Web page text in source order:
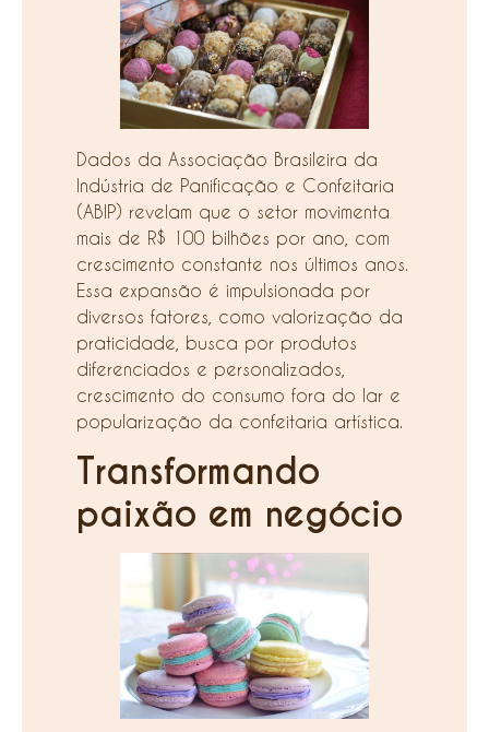
Dados da Associação Brasileira da
Indústria de Panificação e Confeitaria
(ABIP) revelam que o setor movimenta
mais de R$ 100 bilhões por ano, com
crescimento constante nos últimos anos.
Essa expansão é impulsionada por
diversos fatores, como valorização da
praticidade, busca por produtos
diferenciados e personalizados,
crescimento do consumo fora do lar e
popularização da confeitaria artística.
Transformando
paixão em negócio